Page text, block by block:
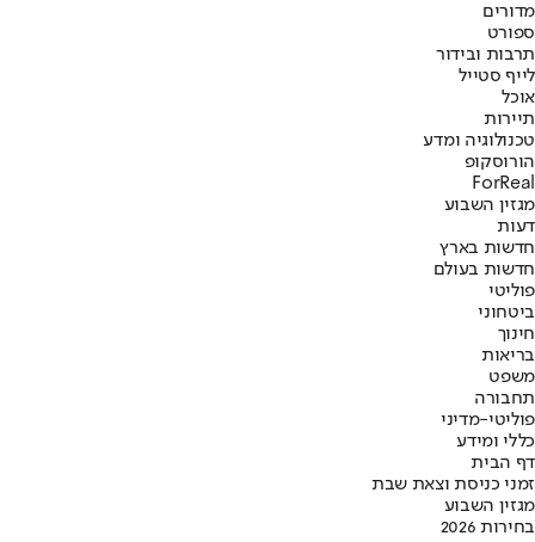
מדורים
ספורט
תרבות ובידור
לייף סטייל
אוכל
תיירות
טכנולוגיה ומדע
הורוסקופ
ForReal
מגזין השבוע
דעות
חדשות בארץ
חדשות בעולם
פוליטי
ביטחוני
חינוך
בריאות
משפט
תחבורה
פוליטי-מדיני
כללי ומידע
דף הבית
זמני כניסת וצאת שבת
מגזין השבוע
בחירות 2026